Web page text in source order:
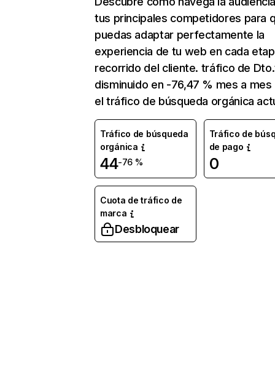
tus principales competidores para
puedas adaptar perfectamente la
experiencia de tu web en cada
recorrido del cliente. tráfico de
disminuido en -76,47 % mes a mes
el tráfico de búsqueda orgánica
Tráfico de búsqueda
orgánica
44-76 %
Tráfico de
de pago
0
Cuota de tráfico de
marca
Desbloquear